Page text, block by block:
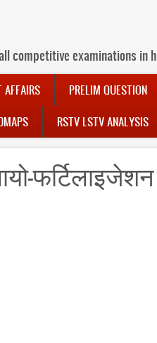
competitive examinations in
AFFAIRS PRELIM QUESTION
RSTV LSTV ANALYSIS
फर्टिलाइजेशन